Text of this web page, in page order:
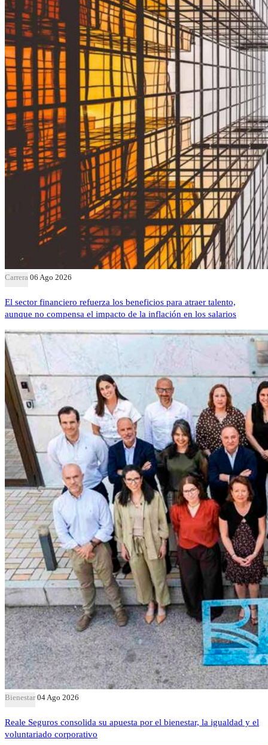
Carrera 06 Ago 2026
El sector financiero refuerza los beneficios para atraer talento,
aunque no compensa el impacto de la inflación en los salarios
Bienestar 04 Ago 2026
Reale Seguros consolida su apuesta por el bienestar, la igualdad y el
voluntariado corporativo